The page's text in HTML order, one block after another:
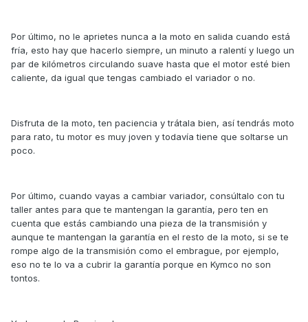
Por último, no le aprietes nunca a la moto en salida cuando está
fría, esto hay que hacerlo siempre, un minuto a ralentí y luego un
par de kilómetros circulando suave hasta que el motor esté bien
caliente, da igual que tengas cambiado el variador o no.
Disfruta de la moto, ten paciencia y trátala bien, así tendrás moto
para rato, tu motor es muy joven y todavía tiene que soltarse un
poco.
Por último, cuando vayas a cambiar variador, consúltalo con tu
taller antes para que te mantengan la garantía, pero ten en
cuenta que estás cambiando una pieza de la transmisión y
aunque te mantengan la garantía en el resto de la moto, si se te
rompe algo de la transmisión como el embrague, por ejemplo,
eso no te lo va a cubrir la garantía porque en Kymco no son
tontos.